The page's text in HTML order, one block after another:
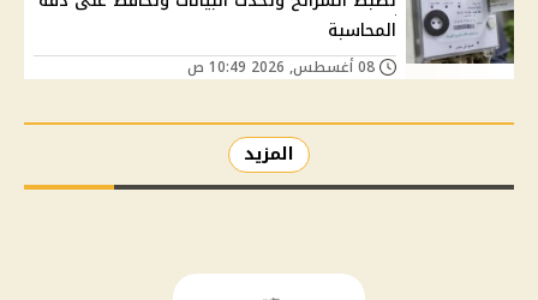
المحاسبة
المزيد